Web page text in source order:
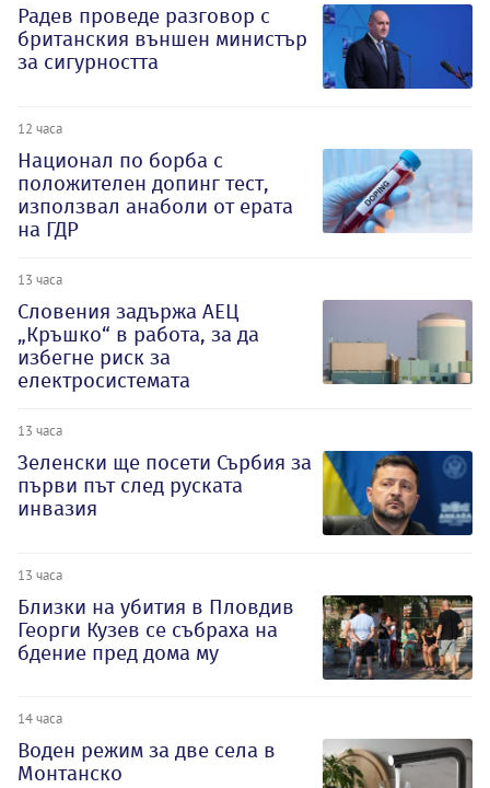
Радев проведе разговор с
британския външен министър
за сигурността
12 часа
Национал по борба с
положителен допинг тест,
използвал анаболи от ерата
на ГДР
13 часа
Словения задържа АЕЦ
„Кръшко“ в работа, за да
избегне риск за
електросистемата
13 часа
Зеленски ще посети Сърбия за
първи път след руската
инвазия
13 часа
Близки на убития в Пловдив
Георги Кузев се събраха на
бдение пред дома му
14 часа
Воден режим за две села в
Монтанско